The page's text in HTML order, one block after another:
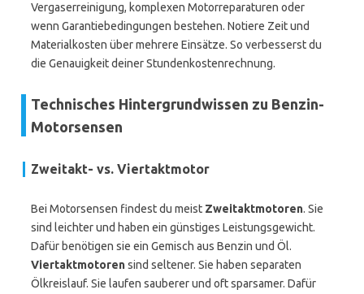
Vergaserreinigung, komplexen Motorreparaturen oder
wenn Garantiebedingungen bestehen. Notiere Zeit und
Materialkosten über mehrere Einsätze. So verbesserst du
die Genauigkeit deiner Stundenkostenrechnung.
Technisches Hintergrundwissen zu Benzin-
Motorsensen
Zweitakt- vs. Viertaktmotor
Bei Motorsensen findest du meist Zweitaktmotoren. Sie
sind leichter und haben ein günstiges Leistungsgewicht.
Dafür benötigen sie ein Gemisch aus Benzin und Öl.
Viertaktmotorensind seltener. Sie haben separaten
Ölkreislauf. Sie laufen sauberer und oft sparsamer. Dafür